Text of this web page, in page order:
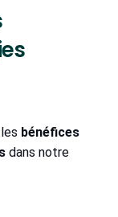
bénéfices
dans notre